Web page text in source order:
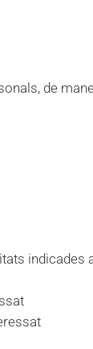
de
indicades